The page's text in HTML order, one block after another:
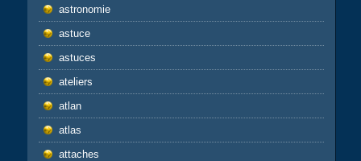
astronomie
astuce
astuces
ateliers
atlan
atlas
attaches